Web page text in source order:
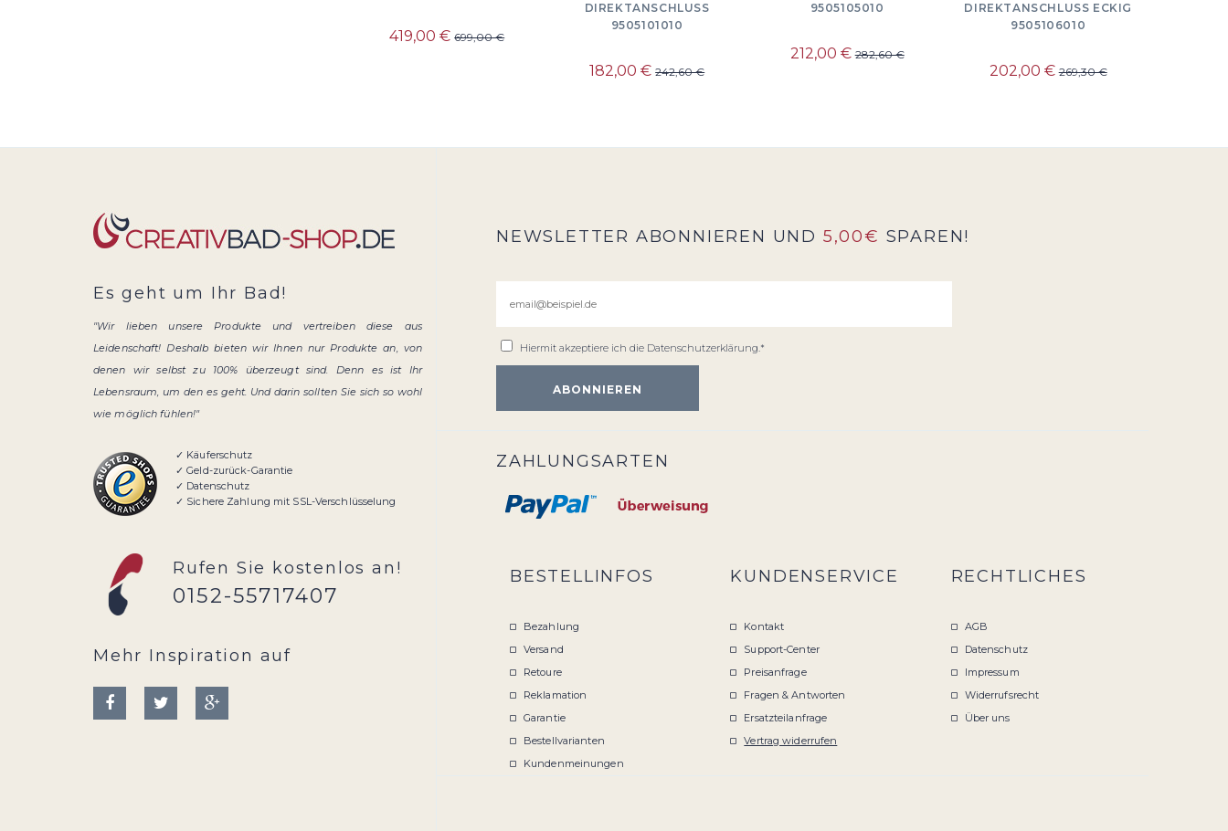
419,00 €699,00 €
DIREKTANSCHLUSS
9505101010
182,00 €242,60 €
9505105010
212,00 €282,60 €
DIREKTANSCHLUSS ECKIG
9505106010
202,00 €269,30 €
Es geht um Ihr Bad!
"Wir lieben unsere Produkte und vertreiben diese aus
Leidenschaft! Deshalb bieten wir Ihnen nur Produkte an, von
denen wir selbst zu 100% überzeugt sind. Denn es ist Ihr
Lebensraum, um den es geht. Und darin sollten Sie sich so wohl
wie möglich fühlen!"
✓ Käuferschutz
✓ Geld-zurück-Garantie
✓ Datenschutz
✓ Sichere Zahlung mit SSL-Verschlüsselung
Rufen Sie kostenlos an!
0152-55717407
Mehr Inspiration auf
NEWSLETTER ABONNIEREN UND 5,00€ SPAREN!
Hiermit akzeptiere ich die Datenschutzerklärung .*
ZAHLUNGSARTEN
BESTELLINFOS
Bezahlung
Versand
Retoure
Reklamation
Garantie
Bestellvarianten
Kundenmeinungen
KUNDENSERVICE
Kontakt
Support-Center
Preisanfrage
Fragen & Antworten
Ersatzteilanfrage
Vertrag widerrufen
RECHTLICHES
AGB
Datenschutz
Impressum
Widerrufsrecht
Über uns